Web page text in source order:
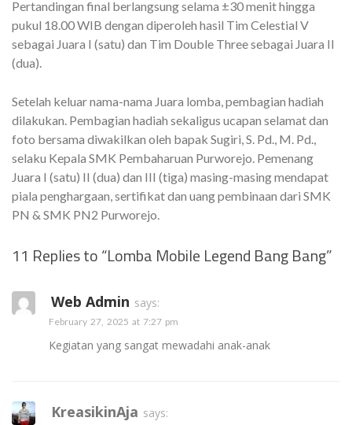
Pertandingan final berlangsung selama ±30 menit hingga
pukul 18.00 WIB dengan diperoleh hasil Tim Celestial V
sebagai Juara I (satu) dan Tim Double Three sebagai Juara II
(dua).
Setelah keluar nama-nama Juara lomba, pembagian hadiah
dilakukan. Pembagian hadiah sekaligus ucapan selamat dan
foto bersama diwakilkan oleh bapak Sugiri, S. Pd., M. Pd.,
selaku Kepala SMK Pembaharuan Purworejo. Pemenang
Juara I (satu) II (dua) dan III (tiga) masing-masing mendapat
piala penghargaan, sertifikat dan uang pembinaan dari SMK
PN & SMK PN2 Purworejo.
11 Replies to “Lomba Mobile Legend Bang Bang”
Web Admin says:
February 27, 2025 at 7:27 pm
Kegiatan yang sangat mewadahi anak-anak
KreasikinAja says: